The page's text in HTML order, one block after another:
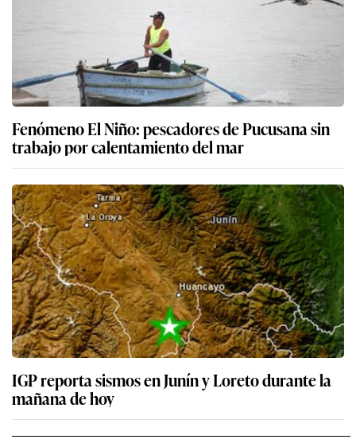
Fenómeno El Niño: pescadores de Pucusana sin
trabajo por calentamiento del mar
IGP reporta sismos en Junín y Loreto durante la
mañana de hoy